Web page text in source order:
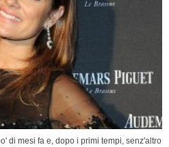
di mesi fa e, dopo i primi tempi, senz'altro